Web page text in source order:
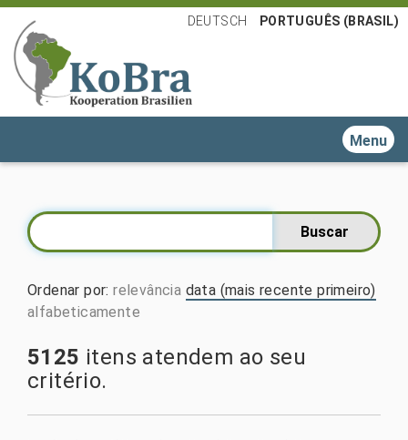
DEUTSCH PORTUGUÊS (BRASIL)
Toggle
Ordenar por:relevância data (mais recente primeiro)
alfabeticamente
5125 itens atendem ao seu
critério.